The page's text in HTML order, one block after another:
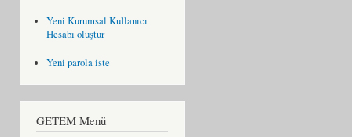
Yeni Kurumsal Kullanıcı
Hesabı oluştur
Yeni parola iste
GETEM Menü